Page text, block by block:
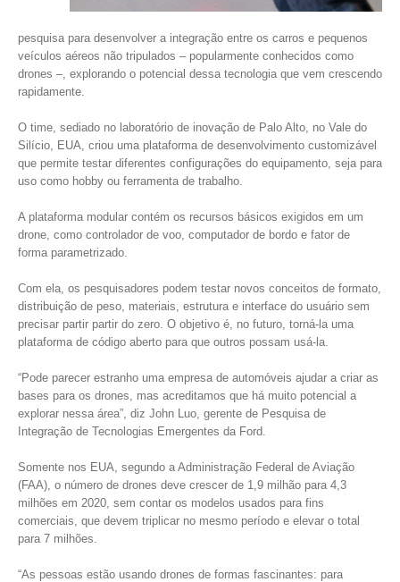
pesquisa para desenvolver a integração entre os carros e pequenos
veículos aéreos não tripulados – popularmente conhecidos como
drones –, explorando o potencial dessa tecnologia que vem crescendo
rapidamente.
O time, sediado no laboratório de inovação de Palo Alto, no Vale do
Silício, EUA, criou uma plataforma de desenvolvimento customizável
que permite testar diferentes configurações do equipamento, seja para
uso como hobby ou ferramenta de trabalho.
A plataforma modular contém os recursos básicos exigidos em um
drone, como controlador de voo, computador de bordo e fator de
forma parametrizado.
Com ela, os pesquisadores podem testar novos conceitos de formato,
distribuição de peso, materiais, estrutura e interface do usuário sem
precisar partir partir do zero. O objetivo é, no futuro, torná-la uma
plataforma de código aberto para que outros possam usá-la.
“Pode parecer estranho uma empresa de automóveis ajudar a criar as
bases para os drones, mas acreditamos que há muito potencial a
explorar nessa área”, diz John Luo, gerente de Pesquisa de
Integração de Tecnologias Emergentes da Ford.
Somente nos EUA, segundo a Administração Federal de Aviação
(FAA), o número de drones deve crescer de 1,9 milhão para 4,3
milhões em 2020, sem contar os modelos usados para fins
comerciais, que devem triplicar no mesmo período e elevar o total
para 7 milhões.
“As pessoas estão usando drones de formas fascinantes: para